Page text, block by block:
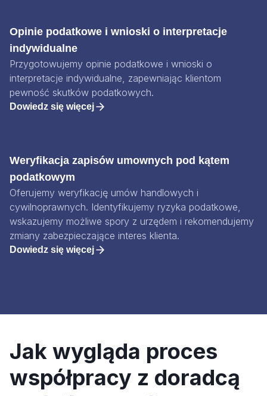
Opinie podatkowe i wnioski o interpretacje
indywidualne
Przygotowujemy opinie podatkowe i wnioski o
interpretacje indywidualne, zapewniając klientom
pewność skutków podatkowych.
Dowiedz się więcej
Weryfikacja zapisów umownych pod kątem
podatkowym
Oferujemy weryfikację umów handlowych i
cywilnoprawnych. Identyfikujemy ryzyka podatkowe,
wskazujemy możliwe spory z urzędem i rekomendujemy
zmiany zabezpieczające interes klienta.
Dowiedz się więcej
Jak wygląda proces
współpracy z doradcą